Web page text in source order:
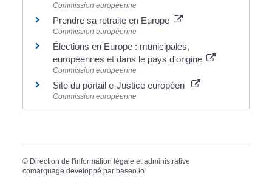
Commission européenne
Prendre sa retraite en Europe
Commission européenne
Élections en Europe : municipales,
européennes et dans le pays d'origine
Commission européenne
Site du portail e-Justice européen
Commission européenne
© Direction de l'information légale et administrative
comarquage developpé par baseo.io